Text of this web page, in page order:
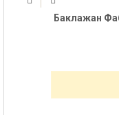
Баклажан